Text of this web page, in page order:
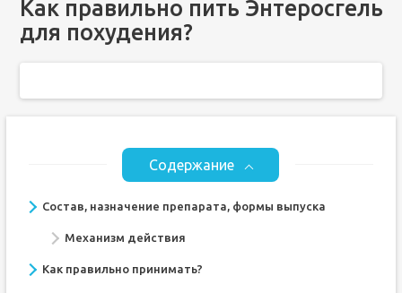
Как правильно пить Энтеросгель
для похудения?
Содержание
Состав, назначение препарата, формы выпуска
Механизм действия
Как правильно принимать?